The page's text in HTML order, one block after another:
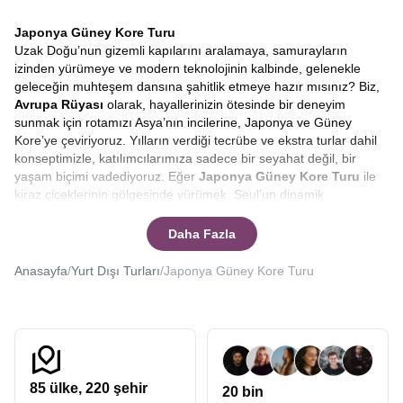
Japonya Güney Kore Turu
Uzak Doğu’nun gizemli kapılarını aralamaya, samurayların
izinden yürümeye ve modern teknolojinin kalbinde, gelenekle
geleceğin muhteşem dansına şahitlik etmeye hazır mısınız? Biz,
Avrupa Rüyası olarak, hayallerinizin ötesinde bir deneyim
sunmak için rotamızı Asya’nın incilerine, Japonya ve Güney
Kore’ye çeviriyoruz. Yılların verdiği tecrübe ve ekstra turlar dahil
konseptimizle, katılımcılarımıza sadece bir seyahat değil, bir
yaşam biçimi vadediyoruz. Eğer Japonya Güney Kore Turu ile
kiraz çiçeklerinin gölgesinde yürümek, Seul’un dinamik
isterseniz, doğru yerdesiniz.Japonya turları, Güney Kore
düzenleyen Avrupa Rüyası uzak doğunun kalbine sizleri de
götürebilir.
turu, sadece yeni yerler görmek değil, dünyaya bakış açınızı
değiştirecek bir içsel yolculuktur. Bizimle çıkacağınız bu
yolculukta, Tokyo’nun neon ışıkları altında geleceğe adım
Daha Fazla
Anasayfa/Yurt Dışı Turları/Japonya Güney Kore Turu
85 ülke, 220 şehir 20 bin